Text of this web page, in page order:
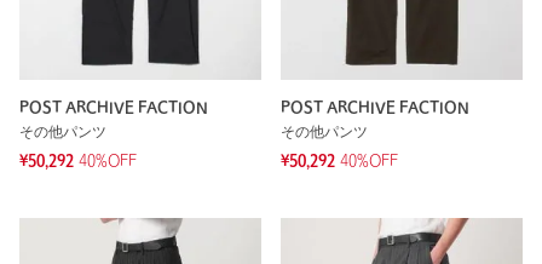
POST ARCHIVE FACTION
その他パンツ
¥50,292 40%OFF
POST ARCHIVE FACTION
その他パンツ
¥50,292 40%OFF